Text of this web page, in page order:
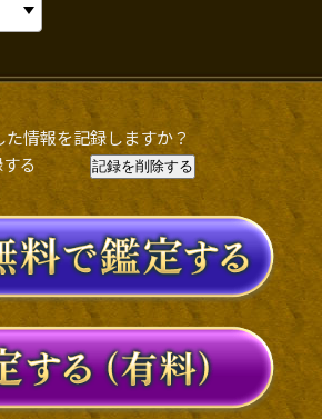
た情報を記録しますか？
る